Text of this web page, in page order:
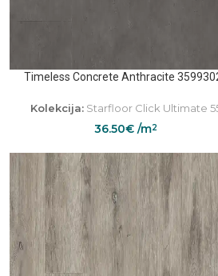
Timeless Concrete Anthracite
Kolekcija: Starfloor Click Ultimate
36.50€ /m2